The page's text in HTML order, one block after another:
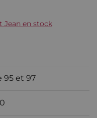
Jean en stock
95 et 97